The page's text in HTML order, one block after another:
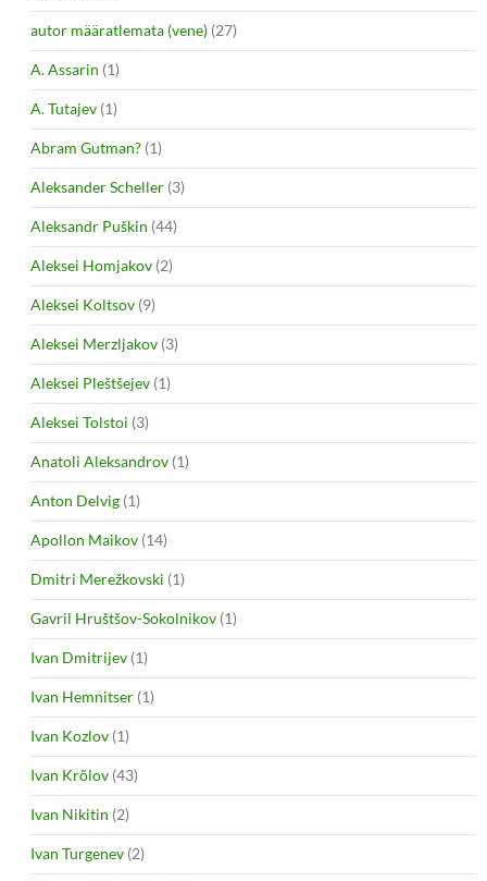
autor määratlemata (vene) (27)
A. Assarin (1)
A. Tutajev (1)
Abram Gutman? (1)
Aleksander Scheller (3)
Aleksandr Puškin (44)
Aleksei Homjakov (2)
Aleksei Koltsov (9)
Aleksei Merzljakov (3)
Aleksei Pleštšejev (1)
Aleksei Tolstoi (3)
Anatoli Aleksandrov (1)
Anton Delvig (1)
Apollon Maikov (14)
Dmitri Merežkovski (1)
Gavril Hruštšov-Sokolnikov (1)
Ivan Dmitrijev (1)
Ivan Hemnitser (1)
Ivan Kozlov (1)
Ivan Krõlov (43)
Ivan Nikitin (2)
Ivan Turgenev (2)